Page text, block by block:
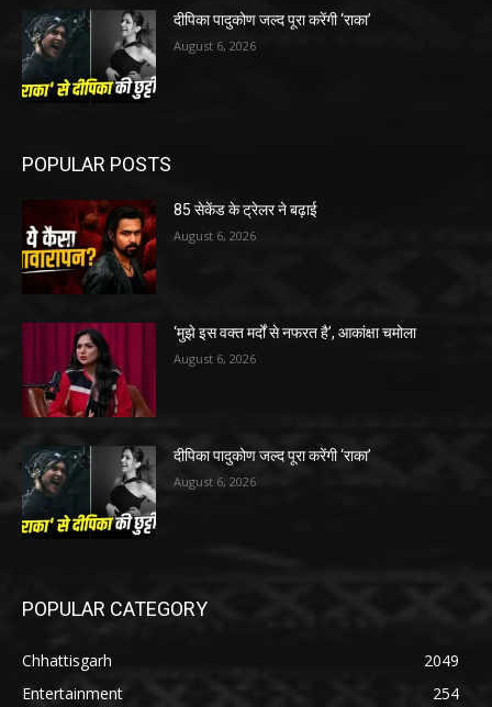
दीपिका पादुकोण जल्द पूरा करेंगी ‘राका’
August 6, 2026
POPULAR POSTS
85 सेकेंड के ट्रेलर ने बढ़ाई
August 6, 2026
‘मुझे इस वक्त मर्दों से नफरत है’, आकांक्षा चमोला
August 6, 2026
दीपिका पादुकोण जल्द पूरा करेंगी ‘राका’
August 6, 2026
POPULAR CATEGORY
Chhattisgarh
2049
Entertainment
254